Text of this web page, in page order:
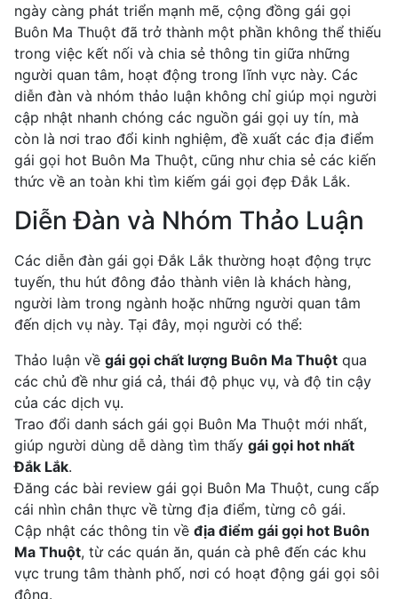
ngày càng phát triển mạnh mẽ, cộng đồng gái gọi
Buôn Ma Thuột đã trở thành một phần không thể thiếu
trong việc kết nối và chia sẻ thông tin giữa những
người quan tâm, hoạt động trong lĩnh vực này. Các
diễn đàn và nhóm thảo luận không chỉ giúp mọi người
cập nhật nhanh chóng các nguồn gái gọi uy tín, mà
còn là nơi trao đổi kinh nghiệm, đề xuất các địa điểm
gái gọi hot Buôn Ma Thuột, cũng như chia sẻ các kiến
thức về an toàn khi tìm kiếm gái gọi đẹp Đắk Lắk.
Diễn Đàn và Nhóm Thảo Luận
Các diễn đàn gái gọi Đắk Lắk thường hoạt động trực
tuyến, thu hút đông đảo thành viên là khách hàng,
người làm trong ngành hoặc những người quan tâm
đến dịch vụ này. Tại đây, mọi người có thể:
Thảo luận về gái gọi chất lượng Buôn Ma Thuột qua
các chủ đề như giá cả, thái độ phục vụ, và độ tin cậy
của các dịch vụ.
Trao đổi danh sách gái gọi Buôn Ma Thuột mới nhất,
giúp người dùng dễ dàng tìm thấy gái gọi hot nhất
Đắk Lắk.
Đăng các bài review gái gọi Buôn Ma Thuột, cung cấp
cái nhìn chân thực về từng địa điểm, từng cô gái.
Cập nhật các thông tin về địa điểm gái gọi hot Buôn
Ma Thuột, từ các quán ăn, quán cà phê đến các khu
vực trung tâm thành phố, nơi có hoạt động gái gọi sôi
động.